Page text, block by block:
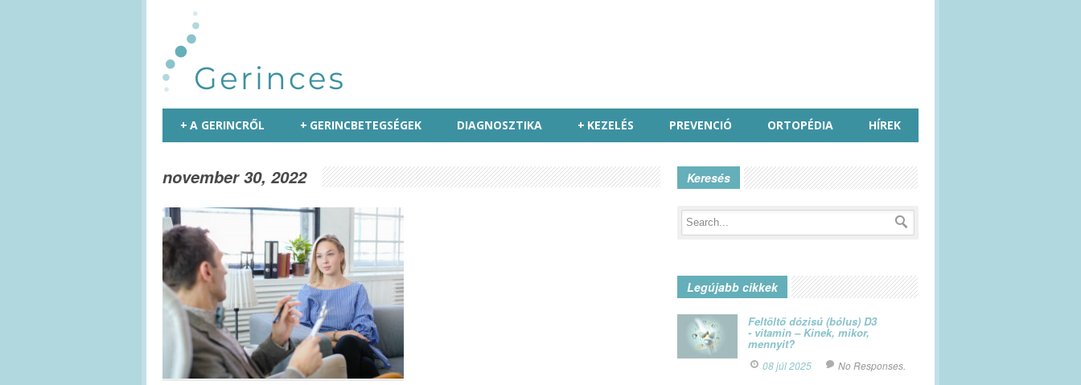
A GERINCRŐL
+ GERINCBETEGSÉGEK
+ DIAGNOSZTIKA KEZELÉS
+ PREVENCIÓ ORTOPÉDIA HÍREK
november 30, 2022 Keresés
Legújabb cikkek
Feltöltő dózisú (bólus) D3
- vitamin – Kinek, mikor,
mennyit?
08 júl 2025 No Responses.